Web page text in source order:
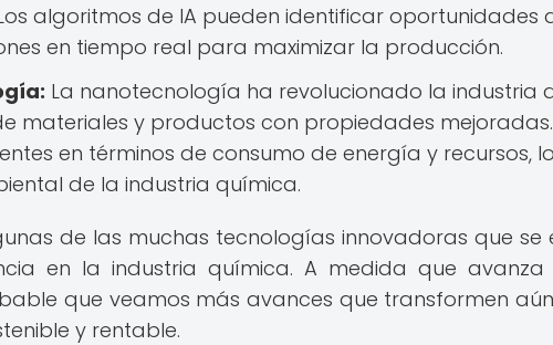
algoritmos de IA pueden identificar oportunidades
en tiempo real para maximizar la producción.
La nanotecnología ha revolucionado la industria
materiales y productos con propiedades
en términos de consumo de energía y recursos,
de la industria química.
de las muchas tecnologías innovadoras que
en la industria química. A medida que
que veamos más avances que transformen
y rentable.